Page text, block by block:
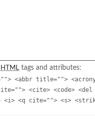
HTML tags and attributes:
<abbr title="">
<cite> <code> <del
<i> <q cite=""> <s>